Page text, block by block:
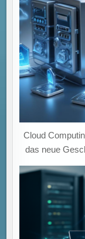
Cloud
das neue